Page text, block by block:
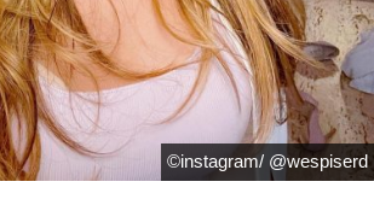
©instagram/ @wespiserd